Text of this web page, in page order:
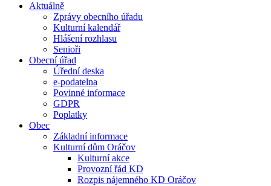
Aktuálně
Zprávy obecního úřadu
Kulturní kalendář
Hlášení rozhlasu
Senioři
Obecní úřad
Úřední deska
e-podatelna
Povinné informace
GDPR
Poplatky
Obec
Základní informace
Kulturní dům Oráčov
Kulturní akce
Provozní řád KD
Rozpis nájemného KD Oráčov